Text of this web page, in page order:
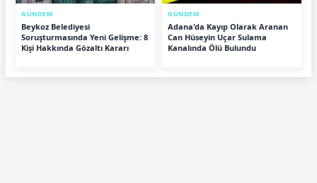
GÜNDEM
Beykoz Belediyesi
Soruşturmasında Yeni Gelişme: 8
Kişi Hakkında Gözaltı Kararı
GÜNDEM
Adana'da Kayıp Olarak Aranan
Can Hüseyin Uçar Sulama
Kanalında Ölü Bulundu